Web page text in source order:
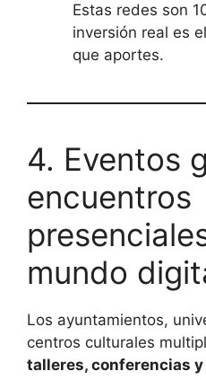
Estas redes son
inversión real es
que aportes.
4. Eventos
encuentros
mundo
Los ayuntamientos,
centros culturales
talleres, conferencias